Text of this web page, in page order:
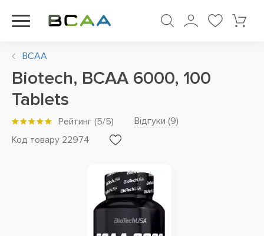
BCAA
Biotech, BCAA 6000, 100
Tablets
Рейтинг (5/5) Відгуки (9)
Код товару 22974